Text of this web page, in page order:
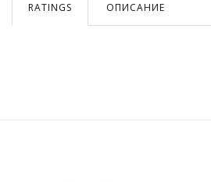
RATINGS ОПИСАНИЕ